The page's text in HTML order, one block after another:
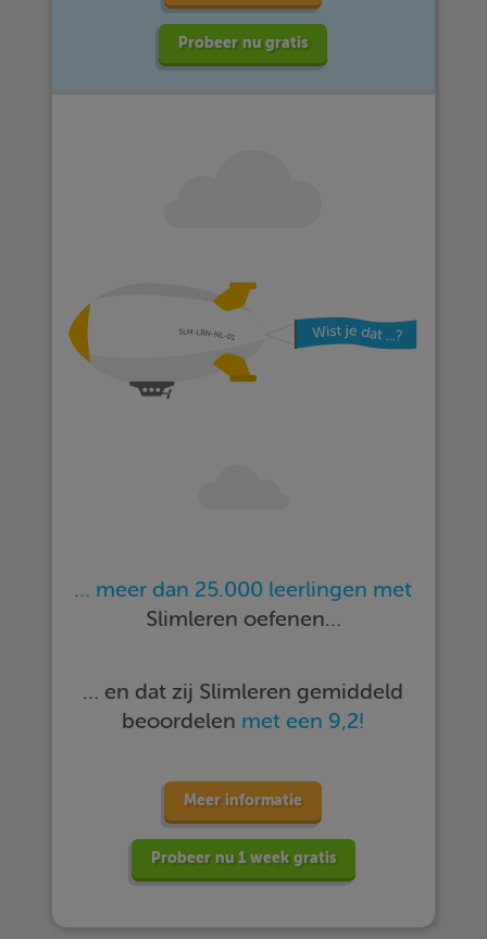
Probeer nu gratis
… meer dan 25.000 leerlingen met
Slimleren oefenen…
… en dat zij Slimleren gemiddeld
beoordelen met een 9,2!
Meer informatie
Probeer nu 1 week gratis